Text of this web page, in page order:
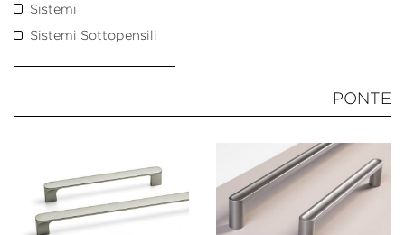
Sistemi
Sistemi Sottopensili
PONTE